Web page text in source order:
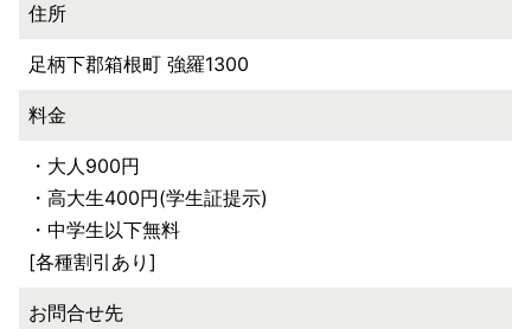
住所
足柄下郡箱根町 強羅1300
料金
・大人900円
・高大生400円(学生証提示)
・中学生以下無料
[各種割引あり]
お問合せ先